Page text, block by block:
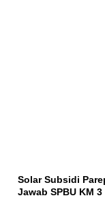
Solar Subsidi
Jawab SPBU KM